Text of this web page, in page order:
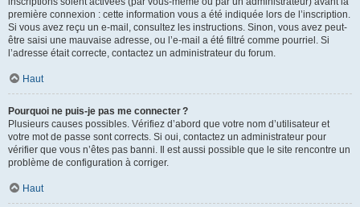
première connexion : cette information vous a été indiquée lors de l’inscription.
Si vous avez reçu un e-mail, consultez les instructions. Sinon, vous avez peut-
être saisi une mauvaise adresse, ou l’e-mail a été filtré comme pourriel. Si
l’adresse était correcte, contactez un administrateur du forum.
Haut
Pourquoi ne puis-je pas me connecter ?
Plusieurs causes possibles. Vérifiez d’abord que votre nom d’utilisateur et
votre mot de passe sont corrects. Si oui, contactez un administrateur pour
vérifier que vous n’êtes pas banni. Il est aussi possible que le site rencontre un
problème de configuration à corriger.
Haut